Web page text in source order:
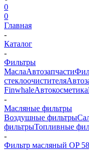
0
0
Главная
-
Каталог
-
Фильтры
МаслаАвтозапчасти
стеклоочистителя
FinwhaleАвтокосметика
-
Масляные фильтры
Воздушные фильтры
фильтрыТопливные
-
Фильтр масляный OP